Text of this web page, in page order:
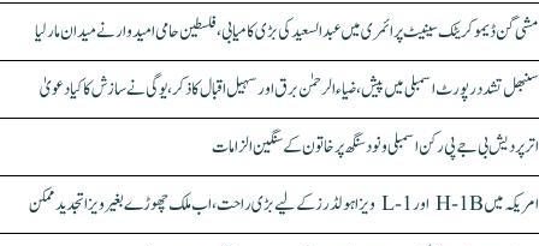
مشی گن ڈیموکریٹک سینیٹ پرائمری میں عبدالسعید کی بڑی کامیابی، فلسطین حامی امیدوار نے میدان مار لیا
سنبھل تشدد رپورٹ اسمبلی میں پیش، ضیاء الرحمٰن برق اور سہیل اقبال کا ذکر، یوگی نے سازش کا کیا دعویٰ
اتر پردیش بی جے پی رکن اسمبلی ونود سنگھ پر خاتون کے سنگین الزامات
امریکہ میں H-1B اور L-1 ویزا ہولڈرز کے لیے بڑی راحت، اب ملک چھوڑے بغیر ویزا تجدید ممکن